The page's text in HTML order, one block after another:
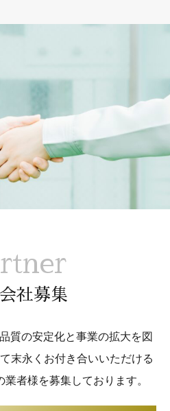
社募集
質の安定化と事業の拡大を図
末永くお付き合いいただける
者様を募集しております。